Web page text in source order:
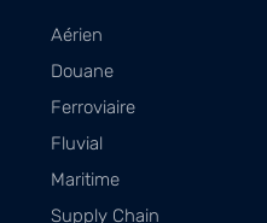
Aérien
Douane
Ferroviaire
Fluvial
Maritime
Supply Chain